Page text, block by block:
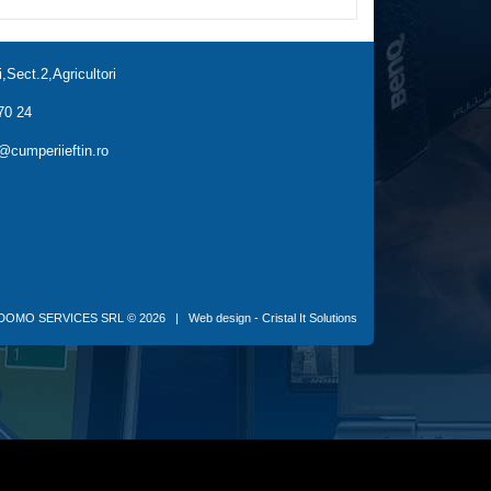
24
SERVICES SRL © 2026 | Web design - Cristal It Solutions